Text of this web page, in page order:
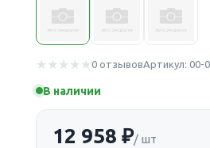
0 отзывовАртикул: 00-
В наличии
12 958 ₽/ шт